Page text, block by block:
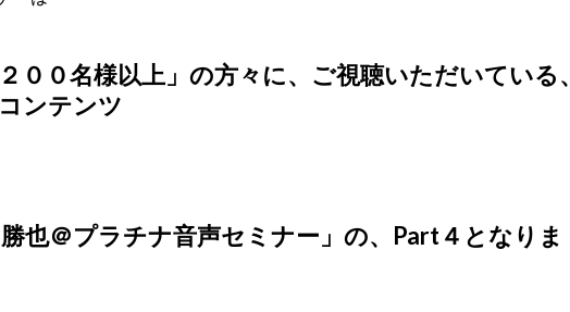
２００名様以上」の方々に、ご視聴いただいている、
ンテンツ
勝也＠プラチナ音声セミナー」 の、Part４となりま